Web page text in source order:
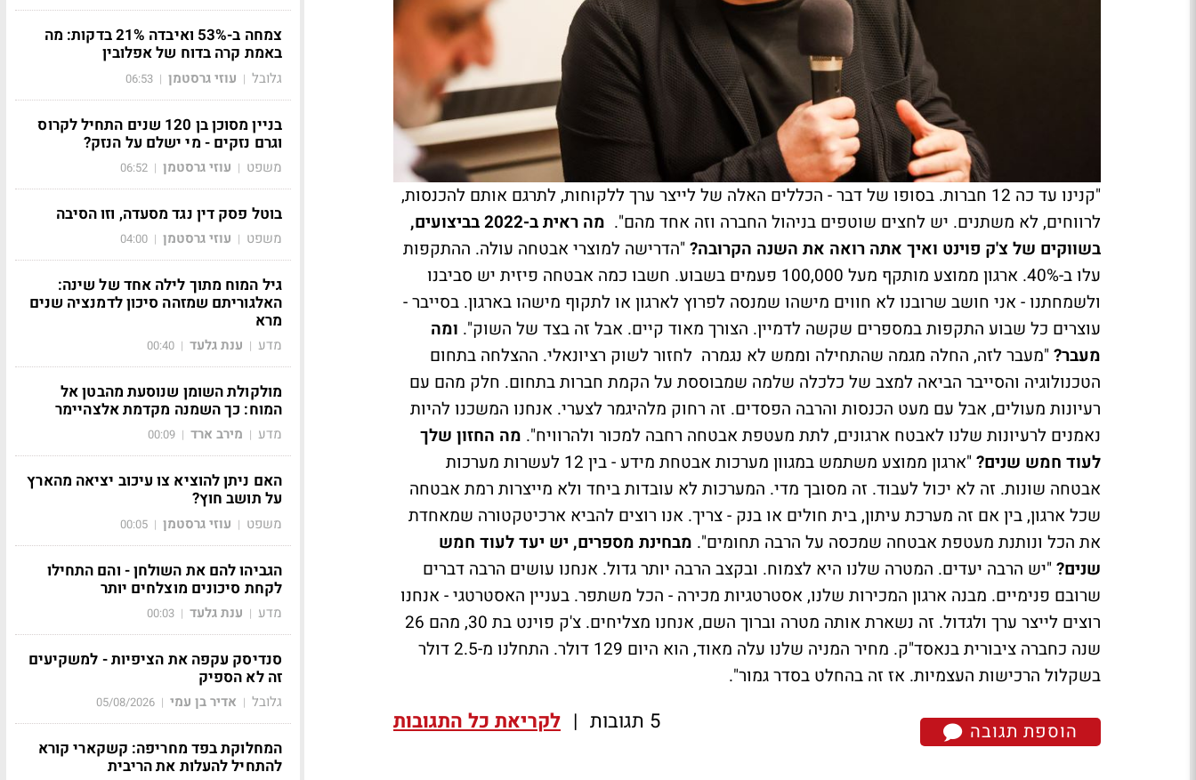
"קנינו עד כה 12 חברות. בסופו של דבר - הכללים האלה של לייצר ערך ללקוחות, לתרגם אותם להכנסות,
לרווחים, לא משתנים. יש לחצים שוטפים בניהול החברה וזה אחד מהם".
מה ראית ב-2022 בביצועים,
בשווקים של צ'ק פוינט ואיך אתה רואה את השנה הקרובה?"הדרישה למוצרי אבטחה עולה. ההתקפות
עלו ב-40%. ארגון ממוצע מותקף מעל 100,000 פעמים בשבוע. חשבו כמה אבטחה פיזית יש סביבנו
ולשמחתנו - אני חושב שרובנו לא חווים מישהו שמנסה לפרוץ לארגון או לתקוף מישהו בארגון. בסייבר -
עוצרים כל שבוע התקפות במספרים שקשה לדמיין. הצורך מאוד קיים. אבל זה בצד של השוק". ומה
מעבר?"מעבר לזה, החלה מגמה שהתחילה וממש לא נגמרה לחזור לשוק רציונאלי. ההצלחה בתחום
הטכנולוגיה והסייבר הביאה למצב של כלכלה שלמה שמבוססת על הקמת חברות בתחום. חלק מהם עם
רעיונות מעולים, אבל עם מעט הכנסות והרבה הפסדים. זה רחוק מלהיגמר לצערי. אנחנו המשכנו להיות
נאמנים לרעיונות שלנו לאבטח ארגונים, לתת מעטפת אבטחה רחבה למכור ולהרוויח". מה החזון שלך
לעוד חמש שנים?
"ארגון ממוצע משתמש במגוון מערכות אבטחת מידע - בין 12 לעשרות מערכות
אבטחה שונות. זה לא יכול לעבוד. זה מסובך מדי. המערכות לא עובדות ביחד ולא מייצרות רמת אבטחה
שכל ארגון, בין אם זה מערכת עיתון, בית חולים או בנק - צריך. אנו רוצים להביא ארכיטקטורה שמאחדת
את הכל ונותנת מעטפת אבטחה שמכסה על הרבה תחומים". מבחינת מספרים, יש יעד לעוד חמש
שנים?"יש הרבה יעדים. המטרה שלנו היא לצמוח. ובקצב הרבה יותר גדול. אנחנו עושים הרבה דברים
שרובם פנימיים. מבנה ארגון המכירות שלנו, אסטרטגיות מכירה - הכל משתפר. בעניין האסטרטגי - אנחנו
רוצים לייצר ערך ולגדול. זה נשארת אותה מטרה וברוך השם, אנחנו מצליחים. צ'ק פוינט בת 30, מהם 26
שנה כחברה ציבורית בנאסד"ק. מחיר המניה שלנו עלה מאוד, הוא היום 129 דולר. התחלנו מ-2.5 דולר
בשקלול הרכישות העצמיות. אז זה בהחלט בסדר גמור".
הוספת תגובה 5 תגובות | לקריאת כל התגובות
צמחה ב-53% ואיבדה 21% בדקות: מה
באמת קרה בדוח של אפלובין
גלובל | עוזי גרסטמן |
06:53
בניין מסוכן בן 120 שנים התחיל לקרוס
וגרם נזקים - מי ישלם על הנזק?
משפט | עוזי גרסטמן |
06:52
בוטל פסק דין נגד מסעדה, וזו הסיבה
משפט | עוזי גרסטמן |
04:00
גיל המוח מתוך לילה אחד של שינה:
האלגוריתם שמזהה סיכון לדמנציה שנים
מרא
מדע | ענת גלעד |
00:40
מולקולת השומן שנוסעת מהבטן אל
המוח: כך השמנה מקדמת אלצהיימר
מדע | מירב ארד |
00:09
האם ניתן להוציא צו עיכוב יציאה מהארץ
על תושב חוץ?
משפט | עוזי גרסטמן |
00:05
הגביהו להם את השולחן - והם התחילו
לקחת סיכונים מוצלחים יותר
מדע | ענת גלעד |
00:03
סנדיסק עקפה את הציפיות - למשקיעים
זה לא הספיק
גלובל | אדיר בן עמי |
05/08/2026
המחלוקת בפד מחריפה: קשקארי קורא
להתחיל להעלות את הריבית